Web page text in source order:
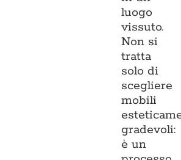
luogo
vissuto.
Non si
tratta
solo di
scegliere
mobili
gradevoli:
è un